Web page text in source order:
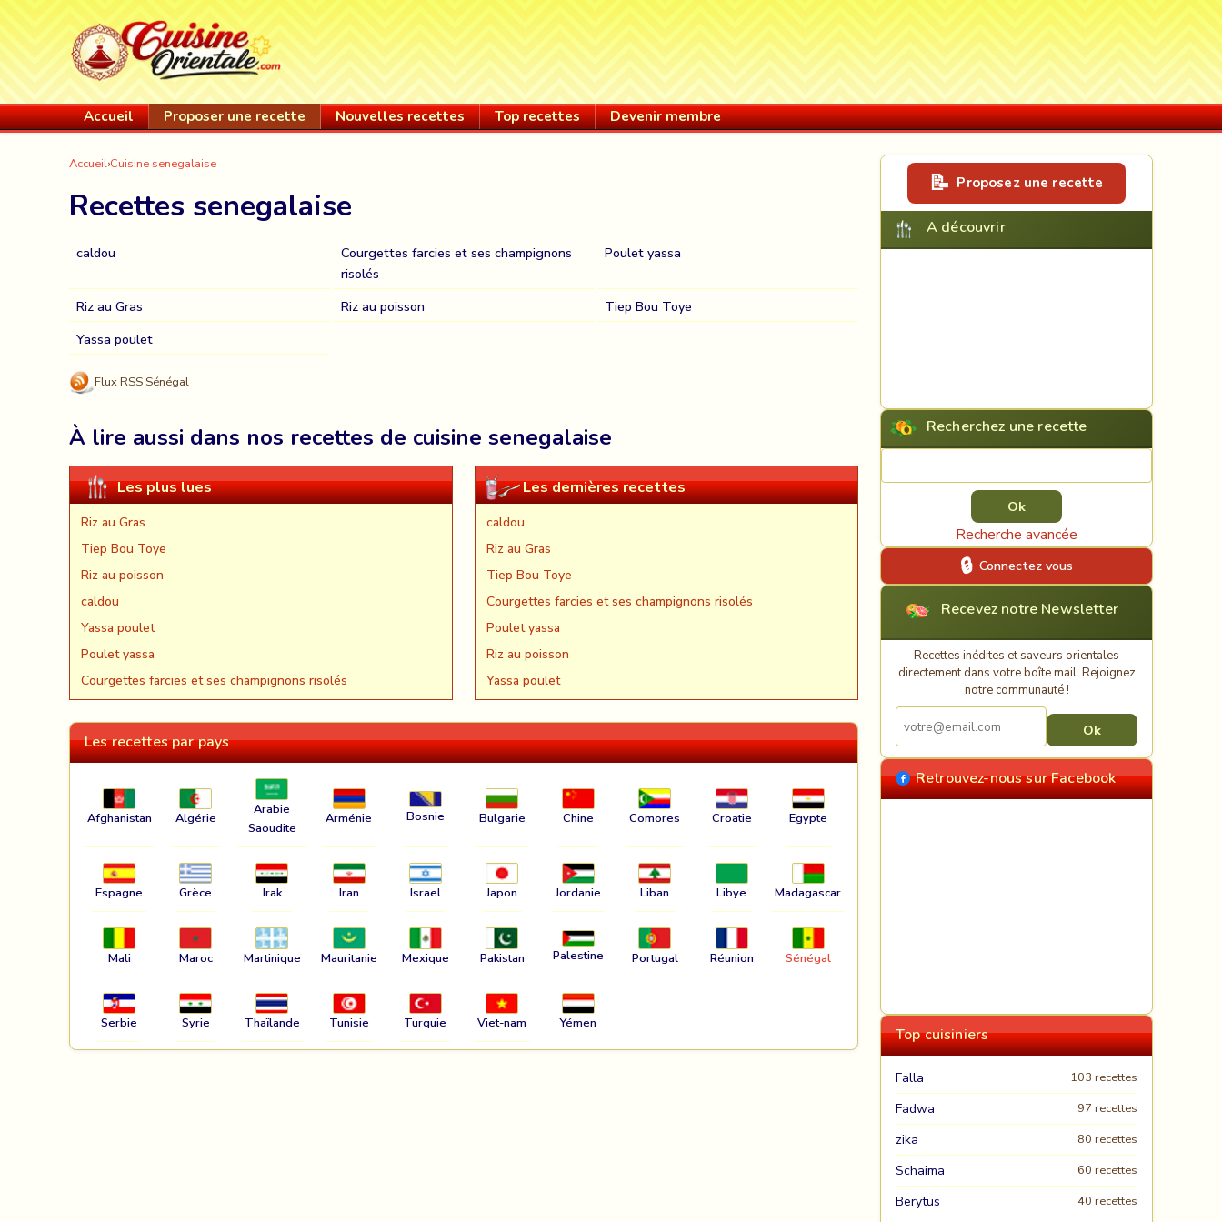
Accueil Proposer une recette Nouvelles recettes Top recettes Devenir membre
Accueil›Cuisine senegalaise
Recettes senegalaise
caldou
Courgettes farcies et ses champignons
risolés
Poulet yassa
Riz au Gras Riz au poisson
Tiep Bou Toye
Yassa poulet
Flux RSS Sénégal
À lire aussi dans nos recettes de cuisine senegalaise
Les plus lues
Riz au Gras
Tiep Bou Toye
Riz au poisson
caldou
Yassa poulet
Poulet yassa
Courgettes farcies et ses champignons risolés
Les dernières recettes
caldou
Riz au Gras
Tiep Bou Toye
Courgettes farcies et ses champignons risolés
Poulet yassa
Riz au poisson
Yassa poulet
Les recettes par pays
Afghanistan Algérie
Arabie
Saoudite
Arménie Bosnie Bulgarie Chine Comores Croatie Egypte
Espagne Grèce Irak Iran Israel Japon Jordanie Liban Libye Madagascar
Mali Maroc Martinique Mauritanie Mexique Pakistan Palestine Portugal Réunion Sénégal
Serbie Syrie Thaïlande Tunisie Turquie Viet-nam Yémen
Proposez une recette
A découvrir
Recherchez une recette
Recherche avancée
Connectez vous
Recevez notre Newsletter
Recettes inédites et saveurs orientales
directement dans votre boîte mail. Rejoignez
notre communauté !
Retrouvez-nous sur Facebook
Top cuisiniers
Falla 103 recettes
Fadwa 97 recettes
zika 80 recettes
Schaima 60 recettes
Berytus 40 recettes